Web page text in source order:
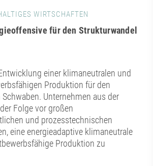
WIRTSCHAFTEN
für den Strukturwandel
einer klimaneutralen und
Produktion für den
Unternehmen aus der
Folge vor großen
und prozesstechnischen
eine energieadaptive klimaneutrale
Produktion zu